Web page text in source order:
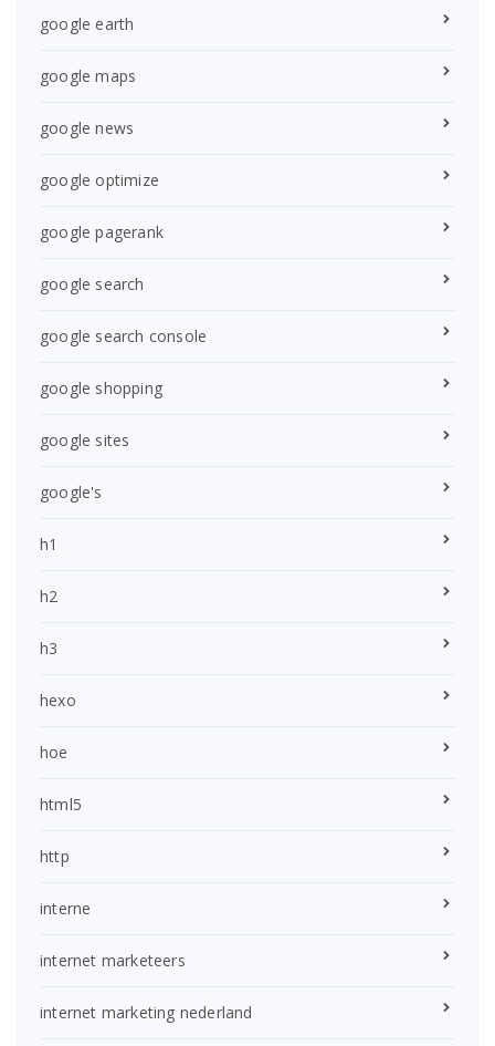
google earth
google maps
google news
google optimize
google pagerank
google search
google search console
google shopping
google sites
google's
h1
h2
h3
hexo
hoe
html5
http
interne
internet marketeers
internet marketing nederland